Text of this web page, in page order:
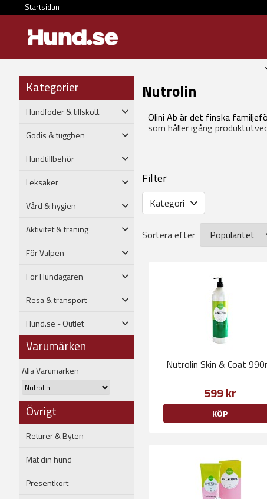
Startsidan
Kategorier
Hundfoder & tillskott
Godis & tuggben
Hundtillbehör
Leksaker
Vård & hygien
Aktivitet & träning
För Valpen
För Hundägaren
Resa & transport
Hund.se - Outlet
Varumärken
Alla Varumärken
Övrigt
Returer & Byten
Mät din hund
Presentkort
Nutrolin
Olini Ab är det finska
som håller igång
Filter
Kategori
Sortera efter
Nutrolin Skin & Coat
599 kr
KÖP